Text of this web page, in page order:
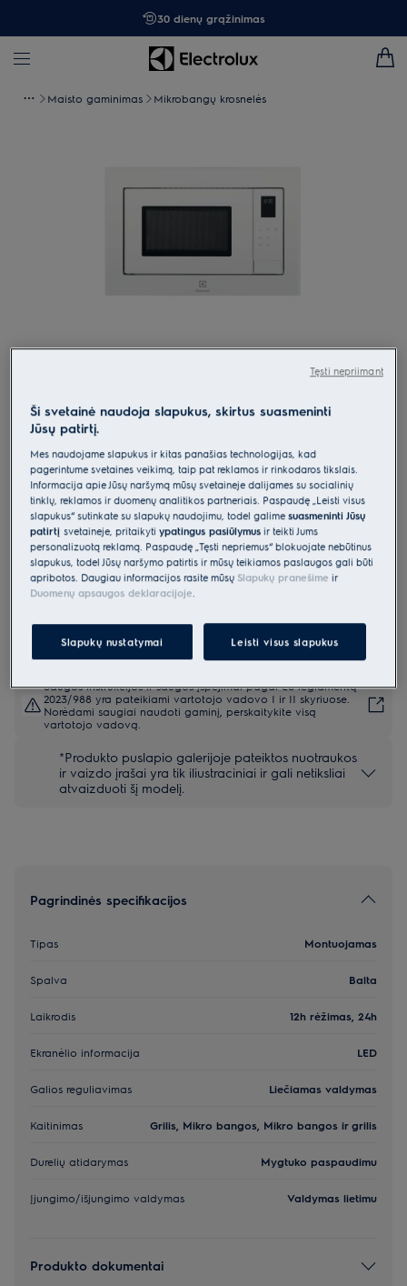
30 dienų grąžinimas
Maisto gaminimas Mikrobangų krosnelės
Spustelėkite, kad padidintumėte mastelį
LMS4253TMW
Montuojama mikrobangų krosnelė
600 serija „Grill“
4.9 (3505)
Pagrindiniai privalumai
Pagaminkite gardžių patiekalų 600 serijos mikrobangų krosnelėje „Grill
Microwave“.
Įmontuotas keptuvas su grotelėmis suteikia daugiau maisto gaminimo
mikrobangų krosnelėje galimybių.
Mūsų mikrobangų funkcija suteikia galimybę ruošti, pašildyti arba
atšildyti maistą.
Saugos instrukcijos ir saugos įspėjimai pagal ES reglamentą
2023/988 yra pateikiami vartotojo vadovo I ir II skyriuose.
Norėdami saugiai naudoti gaminį, perskaitykite visą
vartotojo vadovą.
*Produkto puslapio galerijoje pateiktos nuotraukos
ir vaizdo įrašai yra tik iliustraciniai ir gali netiksliai
atvaizduoti šį modelį.
Pagrindinės specifikacijos
Tipas Montuojamas
Spalva Balta
Laikrodis 12h rėžimas, 24h
Ekranėlio informacija LED
Galios reguliavimas Liečiamas valdymas
Kaitinimas Grilis, Mikro bangos, Mikro bangos ir grilis
Durelių atidarymas Mygtuko paspaudimu
Įjungimo/išjungimo valdymas Valdymas lietimu
Produkto dokumentai
Ši svetainė naudoja slapukus, skirtus suasmeninti
Jūsų patirtį.
Mes naudojame slapukus ir kitas panašias technologijas, kad
pagerintume svetainės veikimą, taip pat reklamos ir rinkodaros tikslais.
Informacija apie Jūsų naršymą mūsų svetainėje dalijamės su socialinių
tinklų, reklamos ir duomenų analitikos partneriais. Paspaudę „Leisti visus
slapukus“ sutinkate su slapukų naudojimu, todėl galimesuasmeninti Jūsų
patirtįsvetainėje, pritaikytiypatingus pasiūlymus ir teikti Jums
personalizuotą reklamą. Paspaudę „Tęsti nepriėmus“ blokuojate nebūtinus
slapukus, todėl Jūsų naršymo patirtis ir mūsų teikiamos paslaugos gali būti
apribotos. Daugiau informacijos rasite mūsų Slapukų pranešime ir
Duomenų apsaugos deklaracijoje.
Slapukų nustatymai Leisti visus slapukus
Tęsti nepriimant